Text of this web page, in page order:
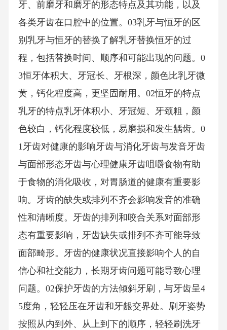
牙、前磨牙和磨牙的形态特点及其功能，以及
各类牙齿在口腔中的位置。03乳牙与恒牙的区
别乳牙与恒牙的替换了解乳牙替换恒牙的过
程，包括替换时间、顺序和可能出现的问题。0
3恒牙体积大、牙冠长、牙根深，颜色比乳牙微
黄，钙化程度高，更坚固耐用。02恒牙的特点
乳牙的特点乳牙体积小、牙冠短、牙颈粗，颜
色较白，钙化程度较低，易磨损和发生龋齿。0
1牙齿对健康的影响牙齿与消化牙齿与发音牙齿
与面部形态牙齿与心理健康牙齿咀嚼食物有助
于食物的消化吸收，对胃肠道的健康有重要影
响。牙齿的缺失或排列不齐会影响发音的准确
性和清晰度。牙齿的排列和咬合关系对面部形
态有重要影响，牙齿缺失或排列不齐可能导致
面部畸形。牙齿的健康状况直接影响个人的自
信心和社交能力，长期牙齿问题可能导致心理
问题。02保护牙齿的方法倾斜牙刷，与牙齿呈4
5度角，轻轻压在牙齿和牙龈交界处。刷牙姿势
按照从内到外、从上到下的顺序，轻轻刷洗牙